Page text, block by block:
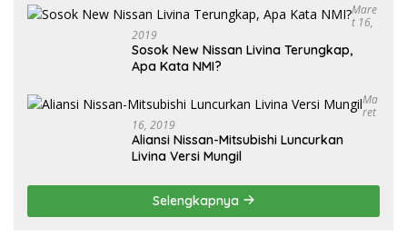
Mare
T 16,
2019
Sosok New Nissan Livina Terungkap,
Apa Kata NMI?
Ma
Ret
16, 2019
Aliansi Nissan-Mitsubishi Luncurkan
Livina Versi Mungil
Selengkapnya